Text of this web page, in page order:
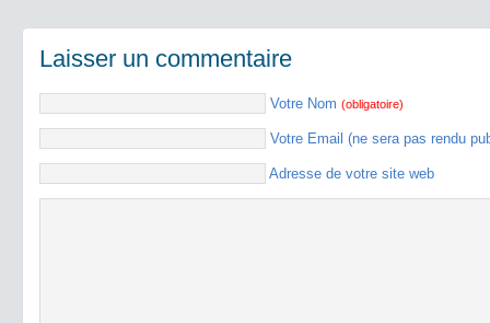
Laisser un commentaire
Votre Nom (obligatoire)
Votre Email (ne sera pas rendu
Adresse de votre site web